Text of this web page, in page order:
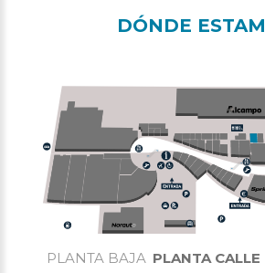
DÓNDE
PLANTA BAJA PLANTA CALLE